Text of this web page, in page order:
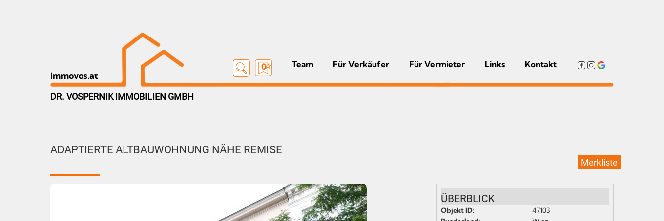
immovos.at
0 Team Für Verkäufer Für Vermieter Links Kontakt
DR. VOSPERNIK IMMOBILIEN GMBH
ADAPTIERTE ALTBAUWOHNUNG NÄHE REMISE
Merkliste
ÜBERBLICK
Objekt ID:
47103